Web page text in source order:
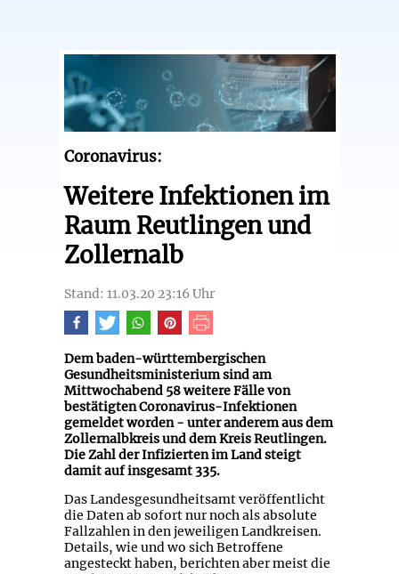
Coronavirus:
Weitere Infektionen im
Raum Reutlingen und
Zollernalb
Stand: 11.03.20 23:16 Uhr
Dem baden-württembergischen
Gesundheitsministerium sind am
Mittwochabend 58 weitere Fälle von
bestätigten Coronavirus-Infektionen
gemeldet worden - unter anderem aus dem
Zollernalbkreis und dem Kreis Reutlingen.
Die Zahl der Infizierten im Land steigt
damit auf insgesamt 335.
Das Landesgesundheitsamt veröffentlicht
die Daten ab sofort nur noch als absolute
Fallzahlen in den jeweiligen Landkreisen.
Details, wie und wo sich Betroffene
angesteckt haben, berichten aber meist die